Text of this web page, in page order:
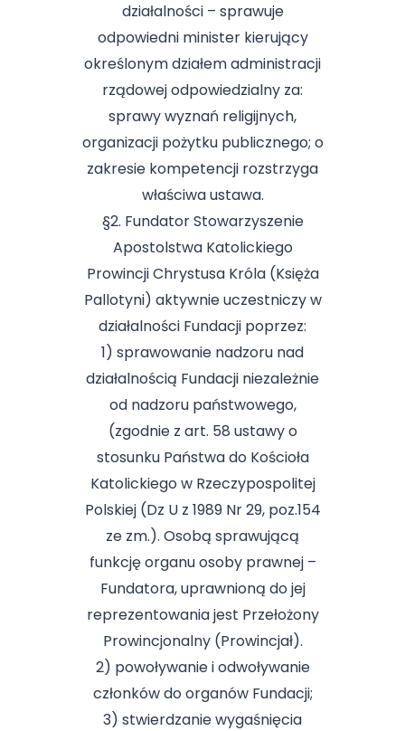
działalności – sprawuje
odpowiedni minister kierujący
określonym działem administracji
rządowej odpowiedzialny za:
sprawy wyznań religijnych,
organizacji pożytku publicznego; o
zakresie kompetencji rozstrzyga
właściwa ustawa.
§2. Fundator Stowarzyszenie
Apostolstwa Katolickiego
Prowincji Chrystusa Króla (Księża
Pallotyni) aktywnie uczestniczy w
działalności Fundacji poprzez:
1) sprawowanie nadzoru nad
działalnością Fundacji niezależnie
od nadzoru państwowego,
(zgodnie z art. 58 ustawy o
stosunku Państwa do Kościoła
Katolickiego w Rzeczypospolitej
Polskiej (Dz U z 1989 Nr 29, poz.154
ze zm.). Osobą sprawującą
funkcję organu osoby prawnej –
Fundatora, uprawnioną do jej
reprezentowania jest Przełożony
Prowincjonalny (Prowincjał).
2) powoływanie i odwoływanie
członków do organów Fundacji;
3) stwierdzanie wygaśnięcia